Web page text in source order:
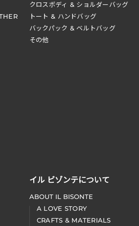
クロスボディ & ショルダーバッグ
トート & ハンドバッグ
バックパック & ベルトバッグ
その他
イル ビゾンテについて
ABOUT IL BISONTE
A LOVE STORY
CRAFTS & MATERIALS